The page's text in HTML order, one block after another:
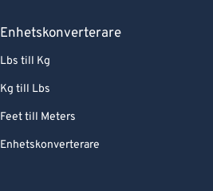
Enhetskonverterare
Lbs till Kg
Kg till Lbs
Feet till Meters
Enhetskonverterare